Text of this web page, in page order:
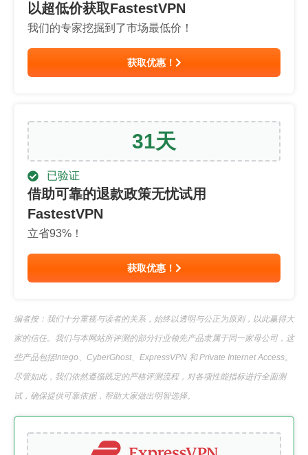
编者按：我们十分重视与读者的关系，始终以透明与公正为原则，以此赢得大
家的信任。我们与本网站所评测的部分行业领先产品隶属于同一家母公司，这
些产品包括Intego、CyberGhost、ExpressVPN 和 Private Internet Access。
尽管如此，我们依然遵循既定的严格评测流程，对各项性能指标进行全面测
试，确保提供可靠依据，帮助大家做出明智选择。
以超低价获取FastestVPN
我们的专家挖掘到了市场最低价！
获取优惠！
31天
已验证
借助可靠的退款政策无忧试用
FastestVPN
立省93%！
获取优惠！